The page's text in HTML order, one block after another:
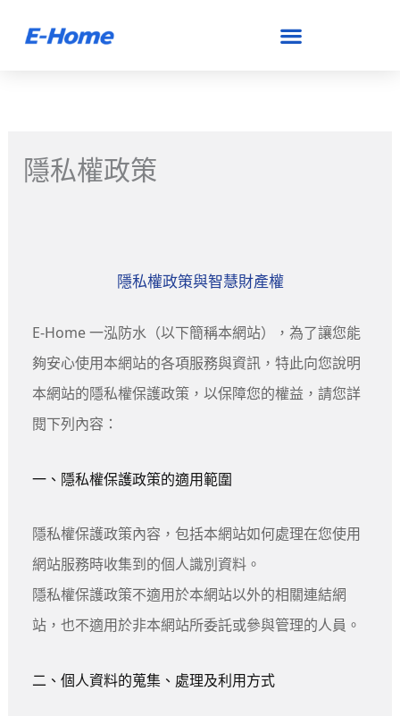
隱私權政策
隱私權政策與智慧財產權
E-Home 一泓防水（以下簡稱本網站），為了讓您能
夠安心使用本網站的各項服務與資訊，特此向您說明
本網站的隱私權保護政策，以保障您的權益，請您詳
閱下列內容：
一、隱私權保護政策的適用範圍
隱私權保護政策內容，包括本網站如何處理在您使用
網站服務時收集到的個人識別資料。
隱私權保護政策不適用於本網站以外的相關連結網
站，也不適用於非本網站所委託或參與管理的人員。
二、個人資料的蒐集、處理及利用方式